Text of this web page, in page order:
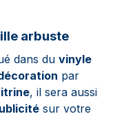
arbuste
dans du vinyle
par
, il sera aussi
sur votre